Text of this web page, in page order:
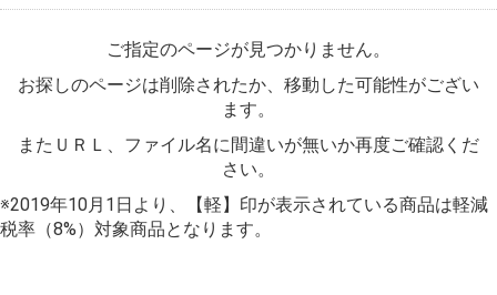
%D1%84%D1%8C%D1%8E%D0%B6%D0%BD 1.6
%E4%B8%89%E6%9C%AC%E7%8F%88%E7%90%B2
%EB%A7%A4%EC%9A%B4
%EC%86%8C%EA%B3%A0%EA%B8%B0
%D8%AF%D8%A7%D9%85%D9%86
%D8%A8%D9%86%D8%AF%D8%AF%D8%A7%D8%B1
qu%C3%A9 es un squishy
%D1%80%D0%BE%D1%83%D1%82%D0%B5%D1%80
ご指定のページが見つかりません。
お探しのページは削除されたか、移動した可能性がござい
ます。
またＵＲＬ、ファイル名に間違いが無いか再度ご確認くだ
さい。
※2019年10月1日より、【軽】印が表示されている商品は軽減
税率（8%）対象商品となります。